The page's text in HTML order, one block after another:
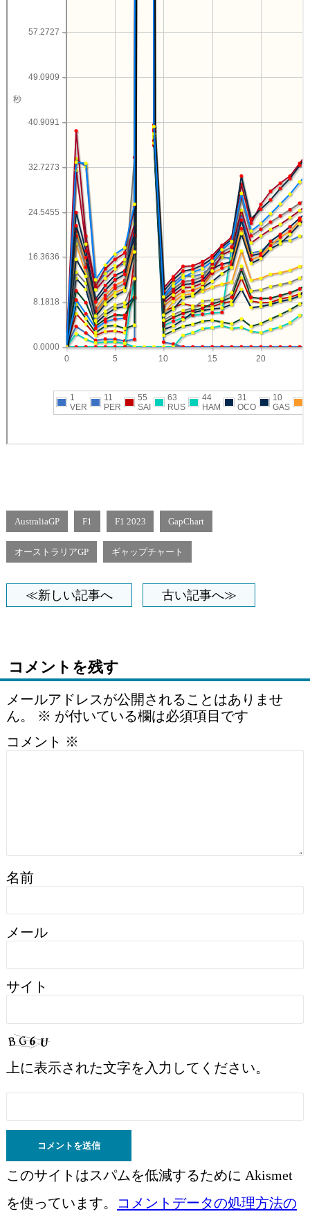
AustraliaGP F1 F1 2023 GapChart
オーストラリアGP ギャップチャート
≪新しい記事へ 古い記事へ≫
コメントを残す
メールアドレスが公開されることはありませ
ん。
※ が付いている欄は必須項目です
コメント ※
名前
メール
サイト
上に表示された文字を入力してください。
このサイトはスパムを低減するために Akismet
を使っています。
コメントデータの処理方法の